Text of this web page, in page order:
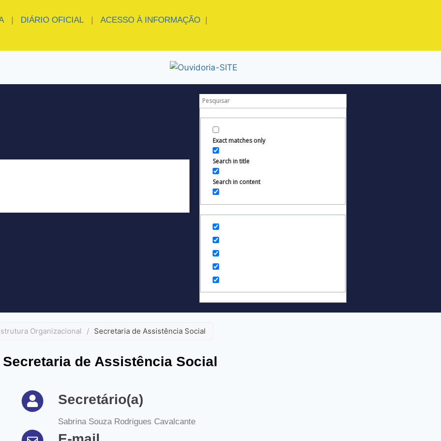
| DIÁRIO OFICIAL | ACESSO À INFORMAÇÃO |
Exact matches only
Search in title
Search in content
Organizacional / Secretaria de Assistência Social
Secretaria de Assistência Social
Secretário(a)
Sabrina Souza Rodrigues Cavalcante